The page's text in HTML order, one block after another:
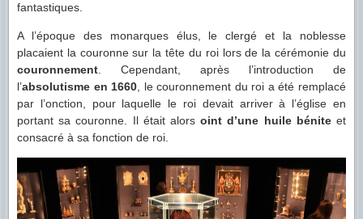
fantastiques.
A l’époque des monarques élus, le clergé et la noblesse
placaient la couronne sur la tête du roi lors de la cérémonie du
couronnement . Cependant, après l’introduction de
l’absolutisme en 1660 , le couronnement du roi a été remplacé
par l’onction, pour laquelle le roi devait arriver à l’église en
portant sa couronne. Il était alorsoint d’une huile béniteet
consacré à sa fonction de roi.